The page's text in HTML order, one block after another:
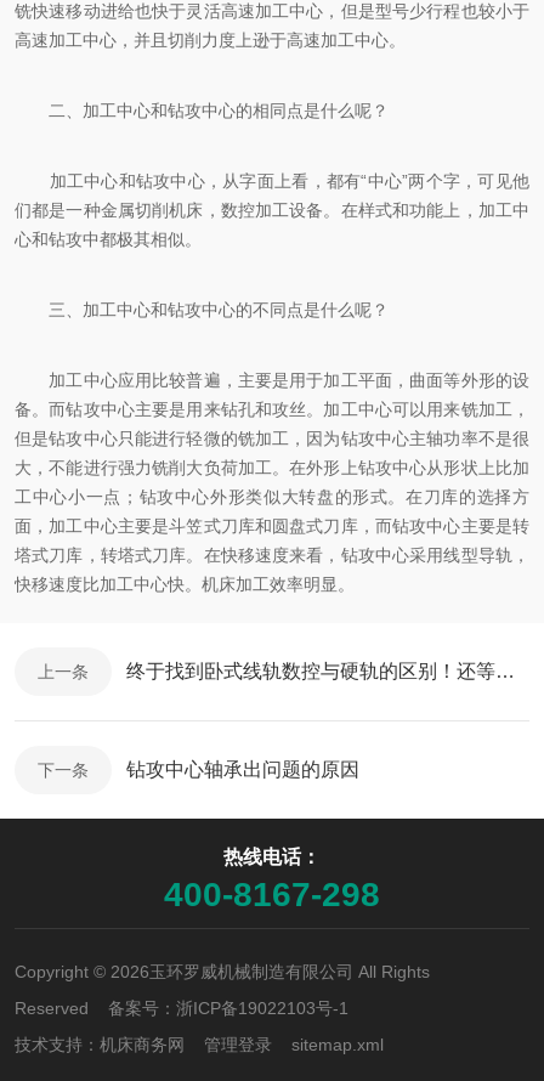
铣快速移动进给也快于灵活高速加工中心，但是型号少行程也较小于
高速加工中心，并且切削力度上逊于高速加工中心。
二、加工中心和钻攻中心的相同点是什么呢？
加工中心和钻攻中心，从字面上看，都有“中心”两个字，可见他
们都是一种金属切削机床，数控加工设备。在样式和功能上，加工中
心和钻攻中都极其相似。
三、加工中心和钻攻中心的不同点是什么呢？
加工中心应用比较普遍，主要是用于加工平面，曲面等外形的设
备。而钻攻中心主要是用来钻孔和攻丝。加工中心可以用来铣加工，
但是钻攻中心只能进行轻微的铣加工，因为钻攻中心主轴功率不是很
大，不能进行强力铣削大负荷加工。在外形上钻攻中心从形状上比加
工中心小一点；钻攻中心外形类似大转盘的形式。在刀库的选择方
面，加工中心主要是斗笠式刀库和圆盘式刀库，而钻攻中心主要是转
塔式刀库，转塔式刀库。在快移速度来看，钻攻中心采用线型导轨，
快移速度比加工中心快。机床加工效率明显。
上一条 终于找到卧式线轨数控与硬轨的区别！还等什么，赶紧收藏。
下一条 钻攻中心轴承出问题的原因
热线电话：
400-8167-298
Copyright © 2026玉环罗威机械制造有限公司 All Rights
Reserved 备案号： 浙ICP备19022103号-1
技术支持： 机床商务网 管理登录 sitemap.xml